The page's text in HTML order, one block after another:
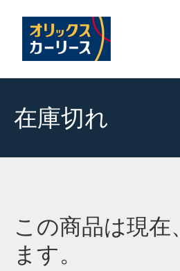
在庫切れ
この商品は現
ます。